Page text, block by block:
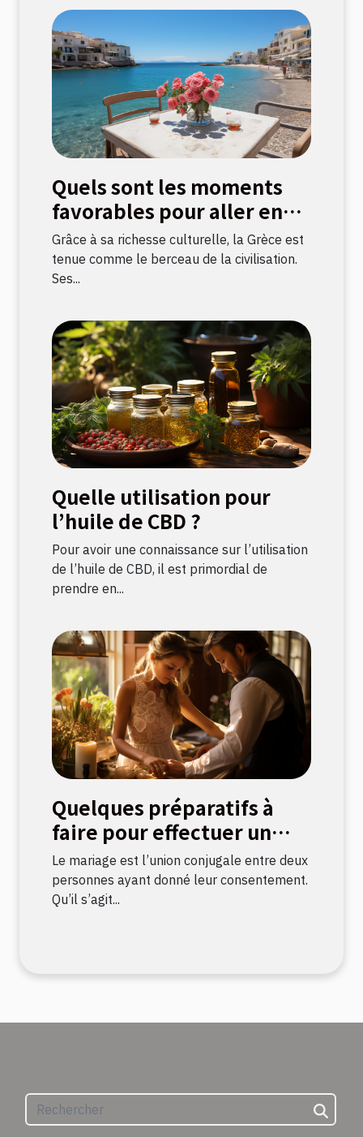
Quels sont les moments
favorables pour aller en
Grèce ?
Grâce à sa richesse culturelle, la Grèce est
tenue comme le berceau de la civilisation.
Ses...
Quelle utilisation pour
l’huile de CBD ?
Pour avoir une connaissance sur l’utilisation
de l’huile de CBD, il est primordial de
prendre en...
Quelques préparatifs à
faire pour effectuer un
mariage civil
Le mariage est l’union conjugale entre deux
personnes ayant donné leur consentement.
Qu’il s’agit...